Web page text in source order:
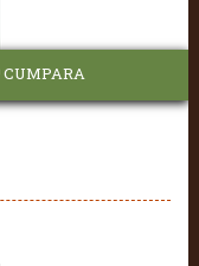
CUMPARA